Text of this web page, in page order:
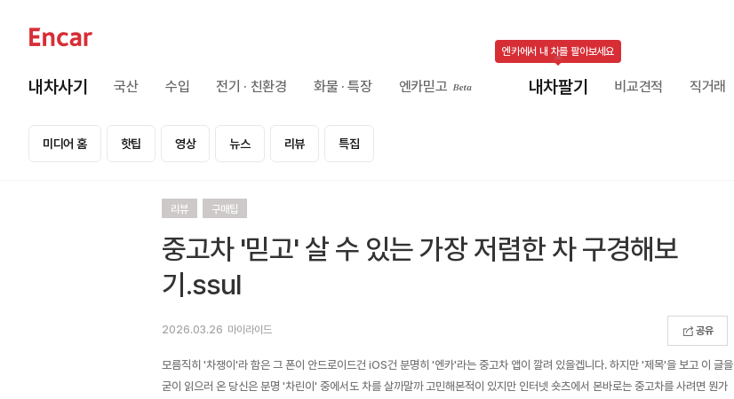
내차사기 국산 수입 전기 · 친환경 화물 · 특장 엔카믿고 내차팔기
엔카에서 내 차를 팔아보세요
비교견적 직거래
미디어 홈 핫팁 영상 뉴스 리뷰 특집
리뷰 구매팁
중고차 '믿고' 살 수 있는 가장 저렴한 차 구경해보
기.ssul
2026.03.26 마이라이드 공유
모름직히 '차쟁이'라 함은 그 폰이 안드로이드건 iOS건 분명히 '엔카'라는 중고차 앱이 깔려 있을겝니다. 하지만 '제목'을 보고 이 글을
굳이 읽으러 온 당신은 분명 '차린이' 중에서도 차를 살까말까 고민해본적이 있지만 인터넷 숏츠에서 본바로는 중고차를 사려면 뭔가